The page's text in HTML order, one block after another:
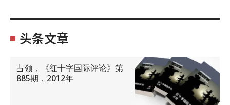
头条文章
占领，《红十字国际评论》第
885期，2012年